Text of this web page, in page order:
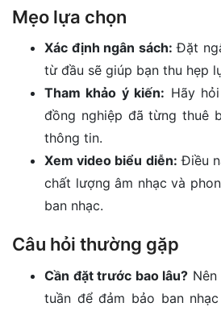
Mẹo lựa chọn
Xác định ngân sách: Đặt
từ đầu sẽ giúp bạn thu hẹp
Tham khảo ý kiến: Hãy
đồng nghiệp đã từng thuê
thông tin.
Xem video biểu diễn: Điều
chất lượng âm nhạc và
ban nhạc.
Câu hỏi thường gặp
Cần đặt trước bao lâu?
tuần để đảm bảo ban